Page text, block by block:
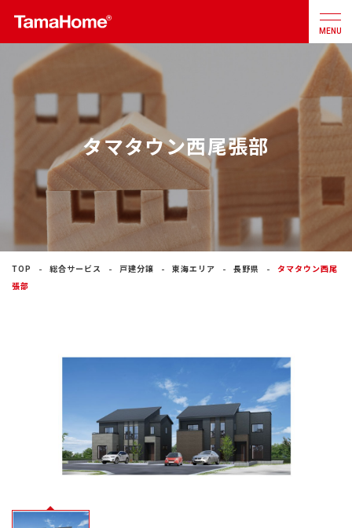
お問合せ
注文住宅
戸建分譲 住宅
リフォーム
IR情報
MENU
タマタウン西尾張部
TOP 総合サービス 戸建分譲 東海エリア 長野県
タマタウン西尾
張部